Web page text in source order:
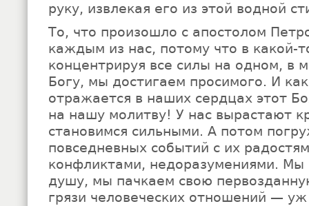
руку, извлекая его из этой водной
То, что произошло с апостолом
каждым из нас, потому что в какой-
концентрируя все силы на одном, в
Богу, мы достигаем просимого. И
отражается в наших сердцах этот
на нашу молитву! У нас вырастают
становимся сильными. А потом
повседневных событий с их
конфликтами, недоразумениями. Мы
душу, мы пачкаем свою
грязи человеческих отношений —